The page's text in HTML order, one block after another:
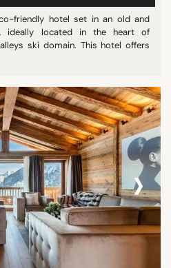
friendly hotel set in an old and
ideally located in the heart of
ski domain. This hotel offers
›